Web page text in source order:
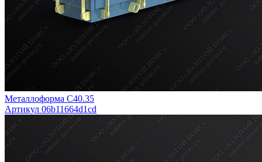
Металлоформа С40.35
Артикул 06b11664d1cd